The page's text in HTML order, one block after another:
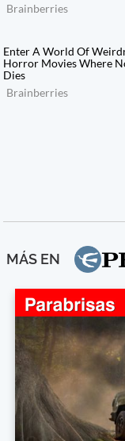
MÁS EN